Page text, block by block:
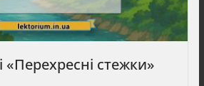
«Перехресні стежки»